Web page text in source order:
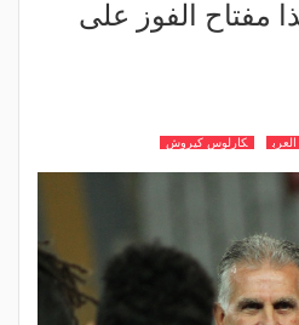
مفتاح الفوز على
كارلوس كيروش